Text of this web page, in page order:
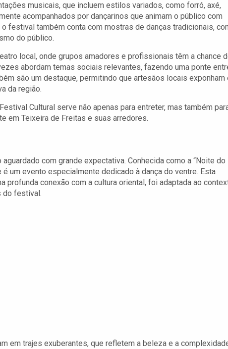
musicais, que incluem estilos variados, como forró, axé,
acompanhados por dançarinos que animam o público com
festival também conta com mostras de danças tradicionais,
do público.
local, onde grupos amadores e profissionais têm a chance
abordam temas sociais relevantes, fazendo uma ponte
são um destaque, permitindo que artesãos locais exponham
da região.
Cultural serve não apenas para entreter, mas também
em Teixeira de Freitas e suas arredores.
com grande expectativa. Conhecida como a “Noite do
um evento especialmente dedicado à dança do ventre. Esta
conexão com a cultura oriental, foi adaptada ao
do festival.
em trajes exuberantes, que refletem a beleza e a